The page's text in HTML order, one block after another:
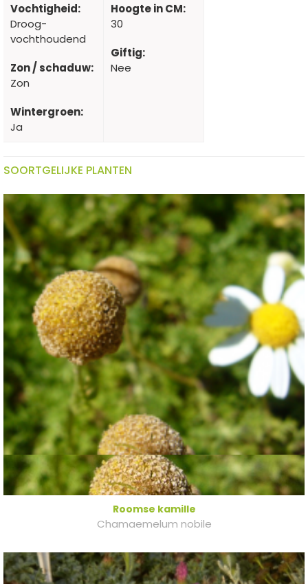
Vochtigheid:
Droog-
vochthoudend
Zon / schaduw:
Zon
Wintergroen:
Ja
Hoogte in CM:
30
Giftig:
Nee
SOORTGELIJKE PLANTEN
Roomse kamille
Chamaemelum nobile